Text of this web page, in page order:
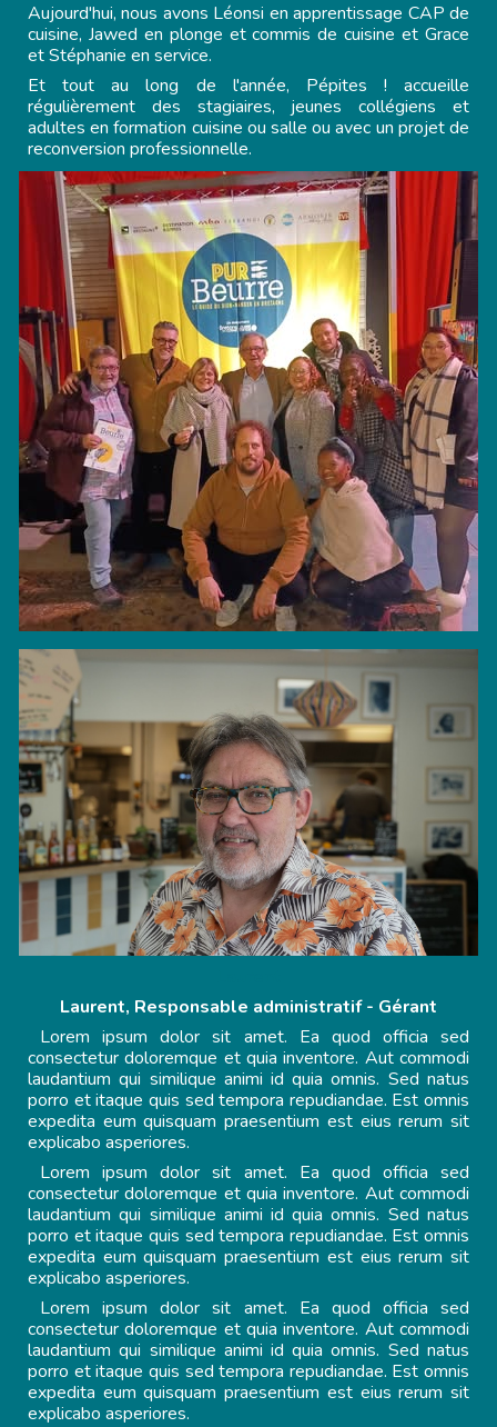
Aujourd'hui, nous avons Léonsi en apprentissage CAP de
cuisine, Jawed en plonge et commis de cuisine et Grace
et Stéphanie en service.
Et tout au long de l'année, Pépites ! accueille
régulièrement des stagiaires, jeunes collégiens et
adultes en formation cuisine ou salle ou avec un projet de
reconversion professionnelle.
Laurent, Responsable administratif - Gérant
Lorem ipsum dolor sit amet. Ea quod officia sed
consectetur doloremque et quia inventore. Aut commodi
laudantium qui similique animi id quia omnis. Sed natus
porro et itaque quis sed tempora repudiandae. Est omnis
expedita eum quisquam praesentium est eius rerum sit
explicabo asperiores.
Lorem ipsum dolor sit amet. Ea quod officia sed
consectetur doloremque et quia inventore. Aut commodi
laudantium qui similique animi id quia omnis. Sed natus
porro et itaque quis sed tempora repudiandae. Est omnis
expedita eum quisquam praesentium est eius rerum sit
explicabo asperiores.
Lorem ipsum dolor sit amet. Ea quod officia sed
consectetur doloremque et quia inventore. Aut commodi
laudantium qui similique animi id quia omnis. Sed natus
porro et itaque quis sed tempora repudiandae. Est omnis
expedita eum quisquam praesentium est eius rerum sit
explicabo asperiores.